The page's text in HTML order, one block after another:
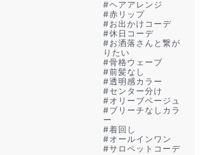
#ヘアアレンジ
#赤リップ
#お出かけコーデ
#休日コーデ
#お洒落さんと繋が
りたい
#骨格ウェーブ
#前髪なし
#透明感カラー
#センター分け
#オリーブベージュ
#ブリーチなしカラ
ー
#着回し
#オールインワン
#サロペットコーデ